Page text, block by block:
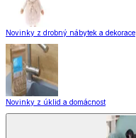
Novinky z drobný nábytek a dekorace
Novinky z úklid a domácnost